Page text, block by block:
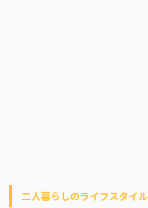
二人暮らしのライフスタイル